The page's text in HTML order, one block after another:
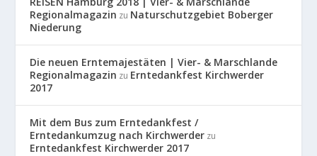
Regionalmagazin zu Naturschutzgebiet Boberger
Niederung
Die neuen Erntemajestäten | Vier- & Marschlande
Regionalmagazin zu Erntedankfest Kirchwerder
2017
Mit dem Bus zum Erntedankfest /
Erntedankumzug nach Kirchwerder zu
Erntedankfest Kirchwerder 2017